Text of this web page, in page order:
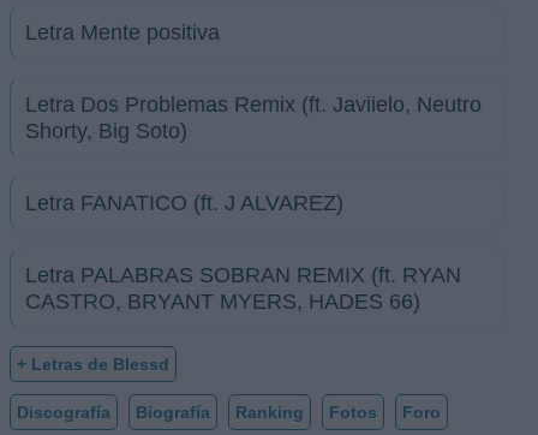
Letra Mente positiva
Letra Dos Problemas Remix (ft. Javiielo, Neutro
Shorty, Big Soto)
Letra FANATICO (ft. J ALVAREZ)
Letra PALABRAS SOBRAN REMIX (ft. RYAN
CASTRO, BRYANT MYERS, HADES 66)
+ Letras de Blessd
Discografía Biografía Ranking Fotos Foro